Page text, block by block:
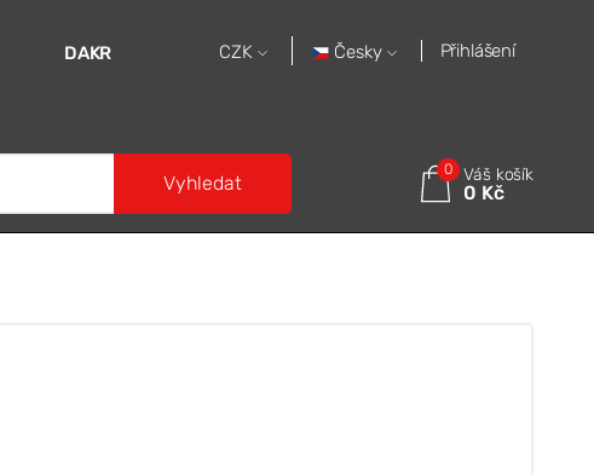
DAKR CZK Česky Přihlášení
0 Váš košík
0 Kč
Vyhledat